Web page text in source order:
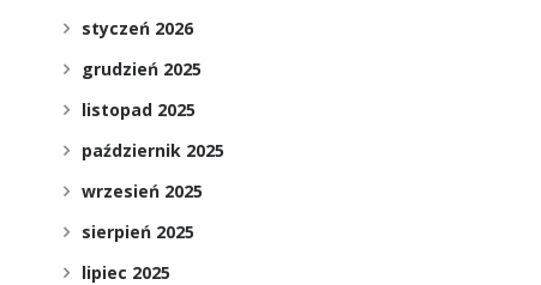
styczeń 2026
grudzień 2025
listopad 2025
październik 2025
wrzesień 2025
sierpień 2025
lipiec 2025